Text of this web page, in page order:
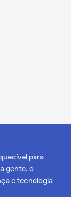
para
gente, o
e tecnologia